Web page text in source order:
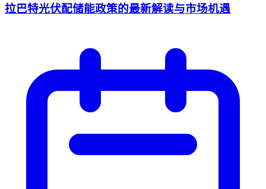
拉巴特光伏配储能政策的最新解读与市场机遇